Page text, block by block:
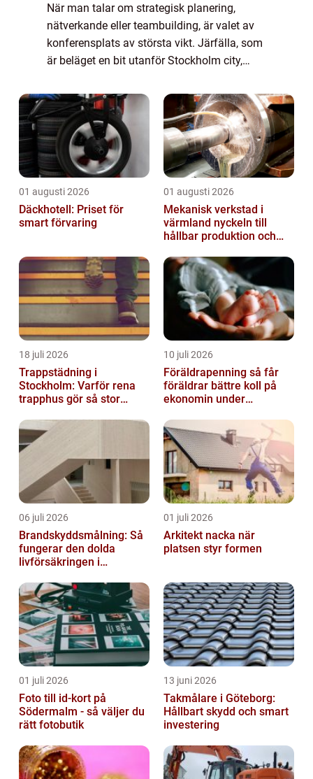
När man talar om strategisk planering,
nätverkande eller teambuilding, är valet av
konferensplats av största vikt. Järfälla, som
är beläget en bit utanför Stockholm city,
professionellt sammanhang för företag och
or...
01 augusti 2026
Däckhotell: Priset för
smart förvaring
01 augusti 2026
Mekanisk verkstad i
värmland nyckeln till
hållbar produktion och
18 juli 2026
Trappstädning i
Stockholm: Varför rena
trapphus gör så stor
10 juli 2026
Föräldrapenning så får
föräldrar bättre koll på
ekonomin under
06 juli 2026
Brandskyddsmålning: Så
fungerar den dolda
livförsäkringen i
01 juli 2026
Arkitekt nacka när
platsen styr formen
01 juli 2026
Foto till id-kort på
Södermalm - så väljer du
rätt fotobutik
13 juni 2026
Takmålare i Göteborg:
Hållbart skydd och smart
investering